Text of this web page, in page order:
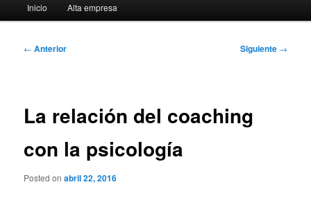
principal
Inicio Alta empresa
Navegación
← Anterior Siguiente →
La relación del coaching
con la psicología
Posted onabril 22, 2016